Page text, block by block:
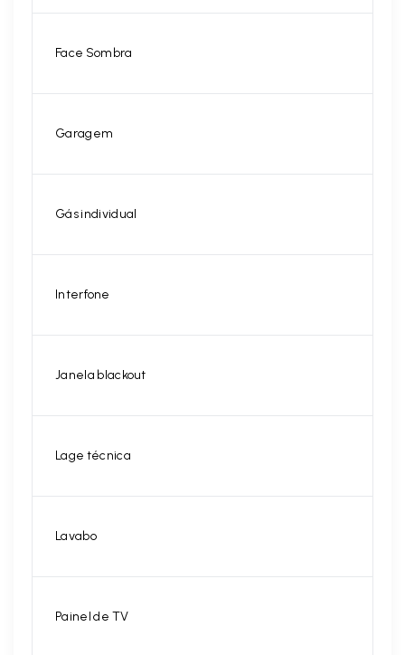
Face Sombra
Garagem
Gás individual
Interfone
Janela blackout
Lage técnica
Lavabo
Painel de TV